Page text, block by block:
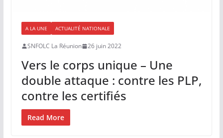
A LA UNE ACTUALITÉ NATIONALE
SNFOLC La Réunion 26 juin 2022
Vers le corps unique – Une
double attaque : contre les PLP,
contre les certifiés
Read More